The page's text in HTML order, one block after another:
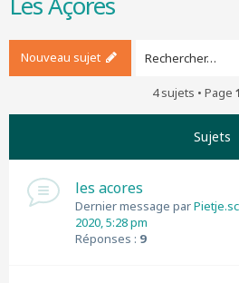
Nouveau sujet
4 sujets • Page 1
Sujets
les acores
Dernier message par
2020, 5:28 pm
Réponses : 9